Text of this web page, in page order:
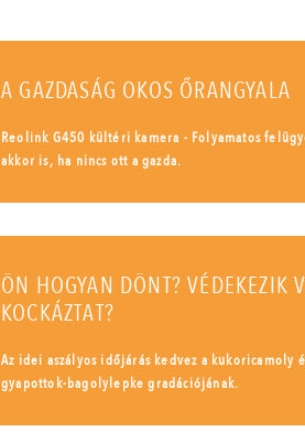
A GAZDASÁG OKOS ŐRANGYALA
Reolink G450 kültéri kamera - Folyamatos
akkor is, ha nincs ott a gazda.
ÖN HOGYAN DÖNT? VÉDEKEZIK
KOCKÁZTAT?
Az idei aszályos időjárás kedvez a kukoricamoly
gyapottok-bagolylepke gradációjának.